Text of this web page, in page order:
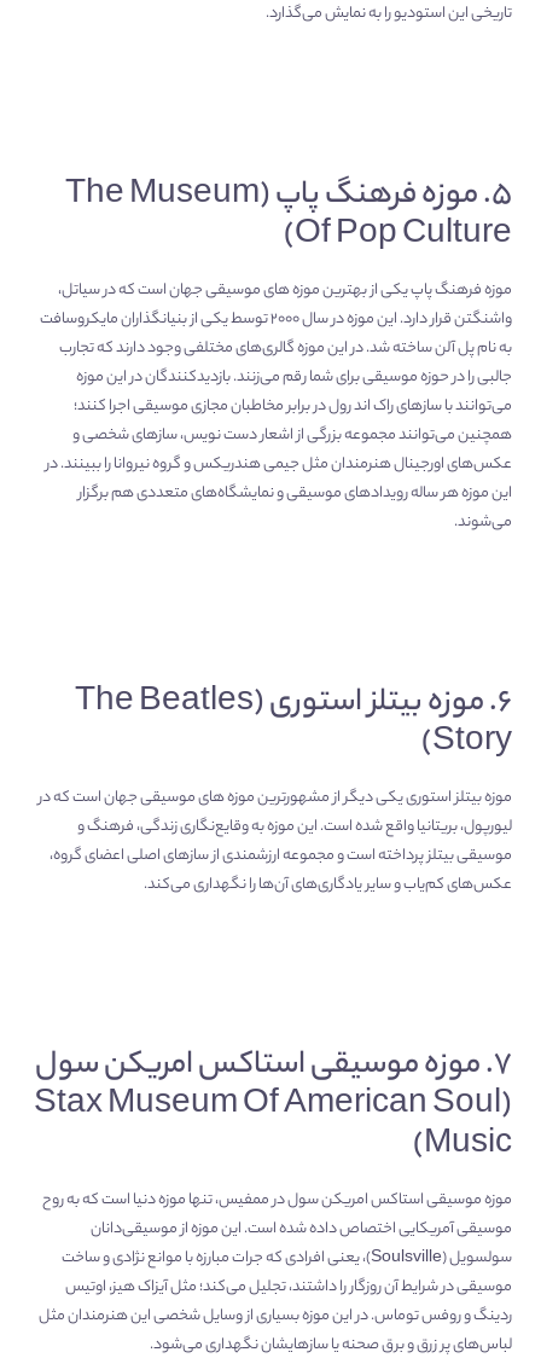
تاریخی این استودیو را به نمایش می‌گذارد.
۵. موزه فرهنگ پاپ (The Museum
Of Pop Culture)
موزه فرهنگ پاپ یکی از بهترین موزه های موسیقی جهان است که در سیاتل،
واشنگتن قرار دارد. این موزه در سال ۲۰۰۰ توسط یکی از بنیانگذاران مایکروسافت
به نام پل آلن ساخته شد. در این موزه گالری‌های مختلفی وجود دارند که تجارب
جالبی را در حوزه موسیقی برای شما رقم می‌زنند. بازدیدکنندگان در این موزه
می‌توانند با سازهای راک اند رول در برابر مخاطبان مجازی موسیقی اجرا کنند؛
همچنین می‌توانند مجموعه بزرگی از اشعار دست نویس، سازهای شخصی و
عکس‌های اورجینال هنرمندان مثل جیمی هندریکس و گروه نیروانا را ببینند. در
این موزه هر ساله رویدادهای موسیقی و نمایشگاه‌های متعددی هم برگزار
می‌شوند.
۶. موزه بیتلز استوری (The Beatles
Story)
موزه بیتلز استوری یکی دیگر از مشهورترین موزه های موسیقی جهان است که در
لیورپول، بریتانیا واقع شده است. این موزه به وقایع‌نگاری زندگی، فرهنگ و
موسیقی بیتلز پرداخته است و مجموعه ارزشمندی از سازهای اصلی اعضای گروه،
عکس‌های کم‌یاب و سایر یادگاری‌های آن‌ها را نگهداری می‌کند.
۷. موزه موسیقی استاکس امریکن سول
(Stax Museum Of American Soul
Music)
موزه موسیقی استاکس امریکن سول در ممفیس، تنها موزه دنیا است که به روح
موسیقی آمریکایی اختصاص داده شده است. این موزه از موسیقی‌دانان
سولسویل (Soulsville)، یعنی افرادی که جرات مبارزه با موانع نژادی و ساخت
موسیقی در شرایط آن روزگار را داشتند، تجلیل می‌کند؛ مثل آیزاک هیز، اوتیس
ردینگ و روفس توماس. در این موزه بسیاری از وسایل شخصی این هنرمندان مثل
لباس‌های پر زرق و برق صحنه یا سازهایشان نگهداری می‌شود.